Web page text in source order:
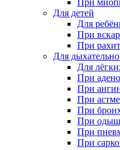
При
Для детей
Для
При
При
Для
Для
При
При
При астме
При
При
При
При